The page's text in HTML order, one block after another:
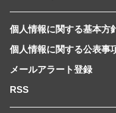
個人情報に関する基本方
個人情報に関する公表事
メールアラート登録
RSS